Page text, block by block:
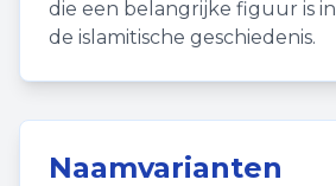
die een belangrijke figuur is in
de islamitische geschiedenis.
Naamvarianten